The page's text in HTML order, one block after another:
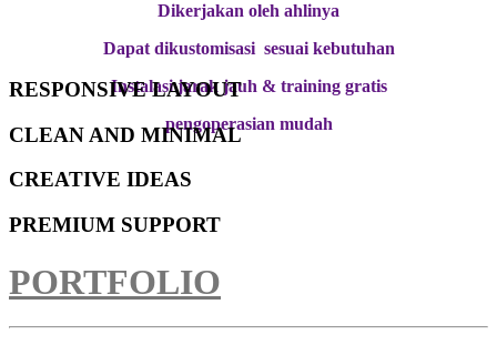
Dikerjakan oleh ahlinya
Dapat dikustomisasi sesuai kebutuhan
Instalasi jarak jauh & training gratis
pengoperasian mudah
RESPONSIVE LAYOUT
CLEAN AND MINIMAL
CREATIVE IDEAS
PREMIUM SUPPORT
PORTFOLIO